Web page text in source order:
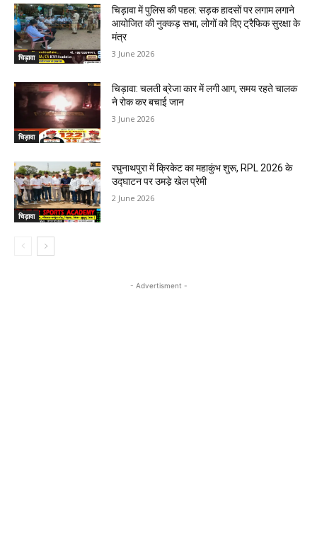
चिड़ावा
चिड़ावा में पुलिस की पहल: सड़क हादसों पर लगाम लगाने
आयोजित की नुक्कड़ सभा, लोगों को दिए ट्रैफिक सुरक्षा के
मंत्र
3 June 2026
चिड़ावा
चिड़ावा: चलती ब्रेजा कार में लगी आग, समय रहते चालक
ने रोक कर बचाई जान
3 June 2026
चिड़ावा
रघुनाथपुरा में क्रिकेट का महाकुंभ शुरू, RPL 2026 के
उद्घाटन पर उमडे़ खेल प्रेमी
2 June 2026
- Advertisment -